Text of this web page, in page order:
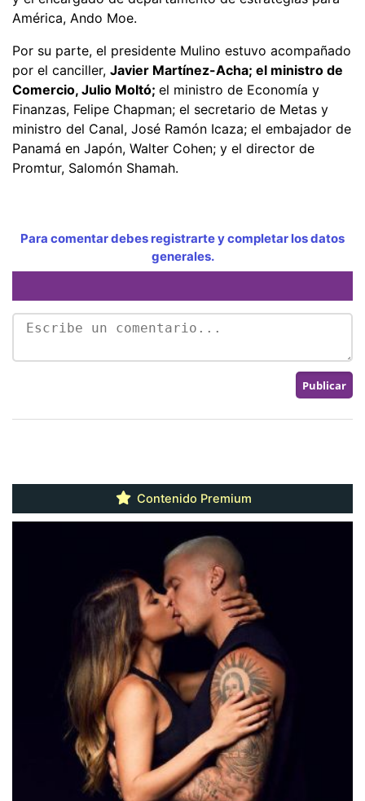
América, Ando Moe.
Por su parte, el presidente Mulino estuvo acompañado
por el canciller, Javier Martínez-Acha; el ministro de
Comercio, Julio Moltó; el ministro de Economía y
Finanzas, Felipe Chapman; el secretario de Metas y
ministro del Canal, José Ramón Icaza; el embajador de
Panamá en Japón, Walter Cohen; y el director de
Promtur, Salomón Shamah.
Para comentar debes registrarte y completar los datos
generales.
Contenido Premium